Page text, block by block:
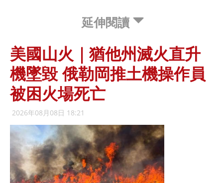
延伸閱讀
美國山火｜猶他州滅火直升
機墜毀 俄勒岡推土機操作員
被困火場死亡
2026年08月08日 18:21